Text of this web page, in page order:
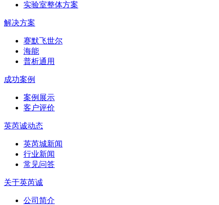
实验室整体方案
解决方案
赛默飞世尔
海能
普析通用
成功案例
案例展示
客户评价
英芮诚动态
英芮城新闻
行业新闻
常见问答
关于英芮诚
公司简介